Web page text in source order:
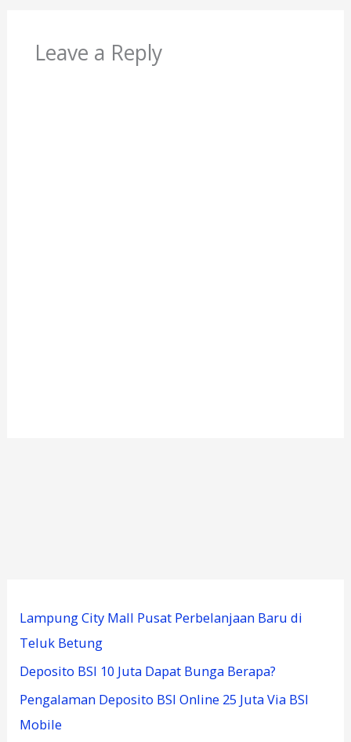
Leave a Reply
Lampung City Mall Pusat Perbelanjaan Baru di
Teluk Betung
Deposito BSI 10 Juta Dapat Bunga Berapa?
Pengalaman Deposito BSI Online 25 Juta Via BSI
Mobile